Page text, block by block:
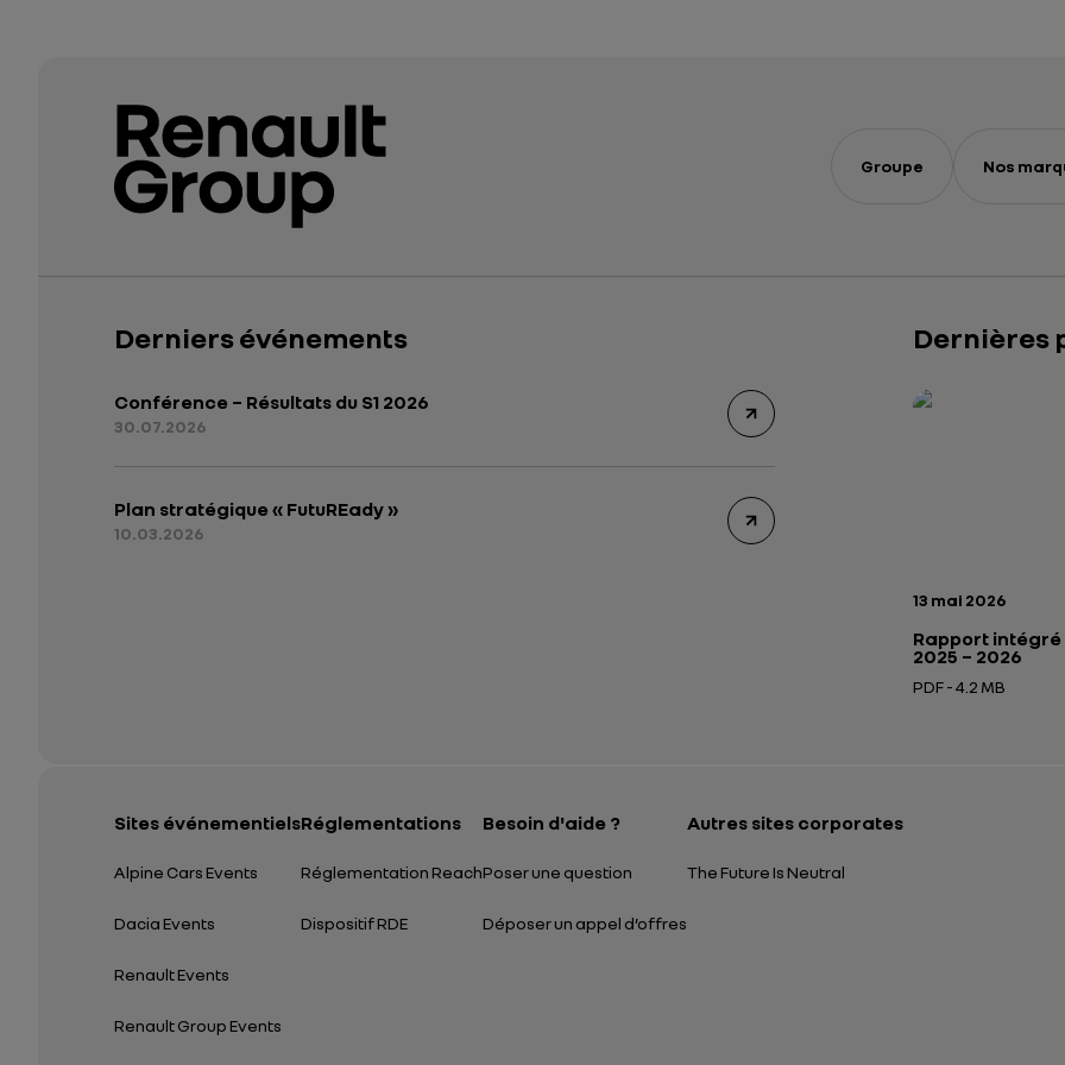
Groupe Nos
Derniers événements
Conférence – Résultats du S1 2026
30.07.2026
Plan stratégique « FutuREady »
10.03.2026
Dernières
Date de
13 mai 2026
Rapport intégré
2025 – 2026
PDF - 4.2 MB
Ouverture dans
Rapport intégré
Présentation
Sites événementiels
Alpine Cars Events
Dacia Events
Renault Events
Renault Group Events
Réglementations
Réglementation Reach
Dispositif RDE
Besoin d'aide ?
Poser une question
Déposer un appel d’offres
Autres sites corporates
The Future Is Neutral